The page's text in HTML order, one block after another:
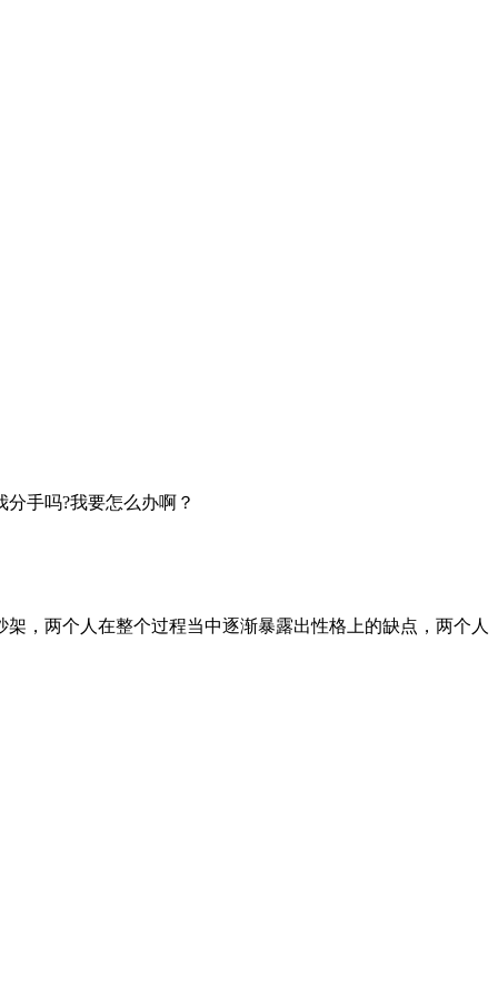
手吗?我要怎么办啊？
，两个人在整个过程当中逐渐暴露出性格上的缺点，两个人